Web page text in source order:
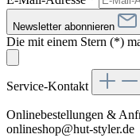
Newsletter abonnieren
Die mit einem Stern (*)
Service-Kontakt
Onlinebestellungen &
onlineshop@hut-styler.de